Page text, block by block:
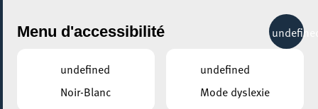
City Life
Menu d'accessibilité
undefined
Noir-Blanc
undefined
Mode dyslexie